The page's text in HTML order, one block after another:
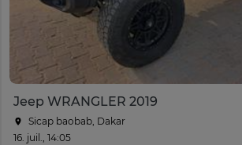
Jeep WRANGLER 2019
Sicap baobab, Dakar
16. juil., 14:05